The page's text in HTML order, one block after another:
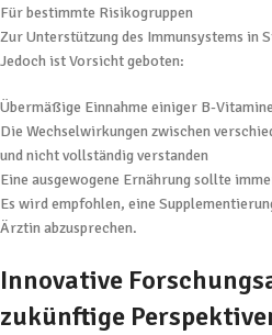
Für bestimmte Risikogruppen
Zur Unterstützung des Immunsystems in
Jedoch ist Vorsicht geboten:
Übermäßige Einnahme einiger B-
Die Wechselwirkungen zwischen
und nicht vollständig verstanden
Eine ausgewogene Ernährung sollte
Es wird empfohlen, eine
Ärztin abzusprechen.
Innovative
zukünftige